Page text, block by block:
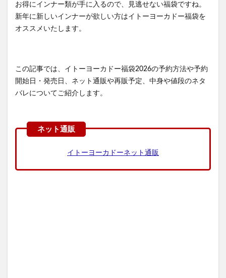
お得にインナー類が手に入るので、見逃せない福袋ですね。
新年に新しいインナーが欲しい方はイトーヨーカドー福袋を
オススメいたします。
この記事では、イトーヨーカドー福袋2026の予約方法や予約
開始日・発売日、ネット通販や再販予定、中身や値段のネタ
バレについてご紹介します。
イトーヨーカドーネット通販